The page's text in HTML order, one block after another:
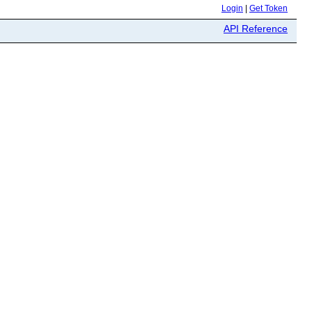
Login Get Token
API Reference